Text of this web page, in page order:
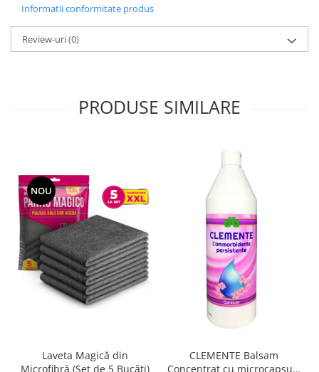
Informatii conformitate produs
Review-uri(0)
PRODUSE SIMILARE
NOU
Laveta Magică din
Microfibră (Set de 5 Bucăți)
CLEMENTE Balsam
Concentrat cu microcapsule